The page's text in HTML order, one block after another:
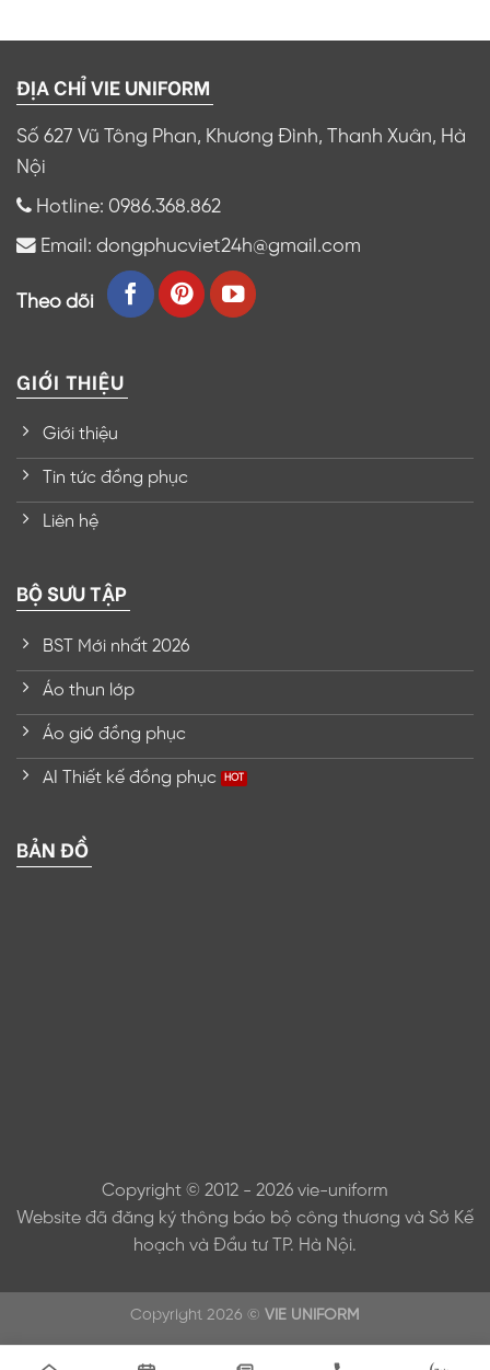
ĐỊA CHỈ VIE UNIFORM
Số 627 Vũ Tông Phan, Khương Đình, Thanh Xuân, Hà
Nội
Hotline: 0986.368.862
Email: dongphucviet24h@gmail.com
Theo dõi
GIỚI THIỆU
Giới thiệu
Tin tức đồng phục
Liên hệ
BỘ SƯU TẬP
BST Mới nhất 2026
Áo thun lớp
Áo gió đồng phục
AI Thiết kế đồng phục
BẢN ĐỒ
Copyright © 2012 - 2026 vie-uniform
Website đã đăng ký thông báo bộ công thương và Sở Kế
hoạch và Đầu tư TP. Hà Nội.
Copyright 2026 © VIE UNIFORM